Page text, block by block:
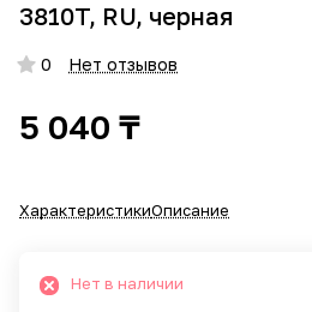
3810T, RU, черная
0 Нет отзывов
5 040 ₸
ХарактеристикиОписание
Нет в наличии